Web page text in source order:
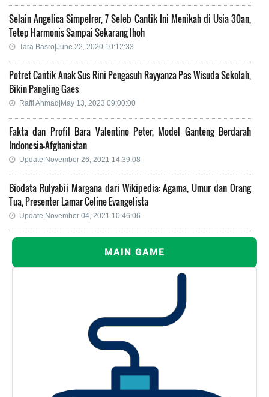
Selain Angelica Simpelrer, 7 Seleb Cantik Ini Menikah di Usia 30an,
Tetep Harmonis Sampai Sekarang lhoh
Tara Basro|June 22, 2020 10:12:33
Potret Cantik Anak Sus Rini Pengasuh Rayyanza Pas Wisuda Sekolah,
Bikin Pangling Gaes
Raffi Ahmad|May 13, 2023 09:00:00
Fakta dan Profil Bara Valentino Peter, Model Ganteng Berdarah
Indonesia-Afghanistan
Update|November 26, 2021 14:39:08
Biodata Rulyabii Margana dari Wikipedia: Agama, Umur dan Orang
Tua, Presenter Lamar Celine Evangelista
Update|November 04, 2021 10:46:06
MAIN GAME